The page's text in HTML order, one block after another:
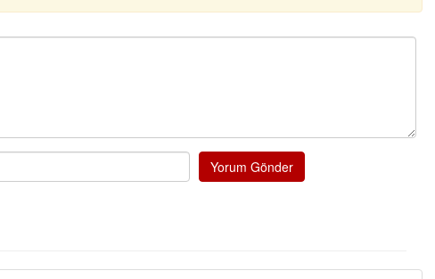
Yorum Gönder
Valla tren kactj gitti.Uysali devirmwk icin
1950 türkiye
ihracati,tütün,kuruüzüm,findik,pamuk krom
mdeni,kafa basi senede 14 dolar